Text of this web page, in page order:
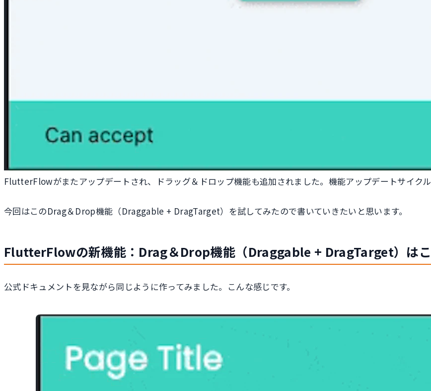
FlutterFlowがまたアップデートされ、ドラッグ＆ドロップ機能も追加されました。機能アップデートサイクル
今回はこのDrag＆Drop機能（Draggable + DragTarget）を試してみたので書いていきたいと思います。
FlutterFlowの新機能：Drag＆Drop機能（Draggable + DragTarget）は
公式ドキュメントを見ながら同じように作ってみました。こんな感じです。